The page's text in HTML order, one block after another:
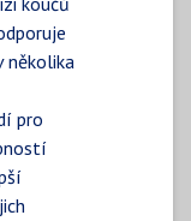
několika
pro